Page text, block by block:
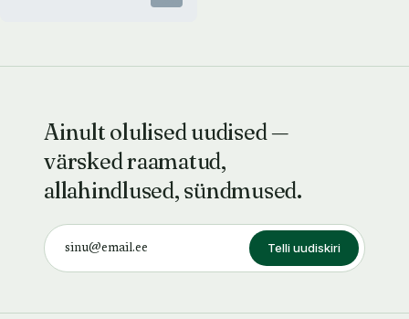
Ainult olulised uudised —
värsked raamatud,
allahindlused, sündmused.
Telli uudiskiri